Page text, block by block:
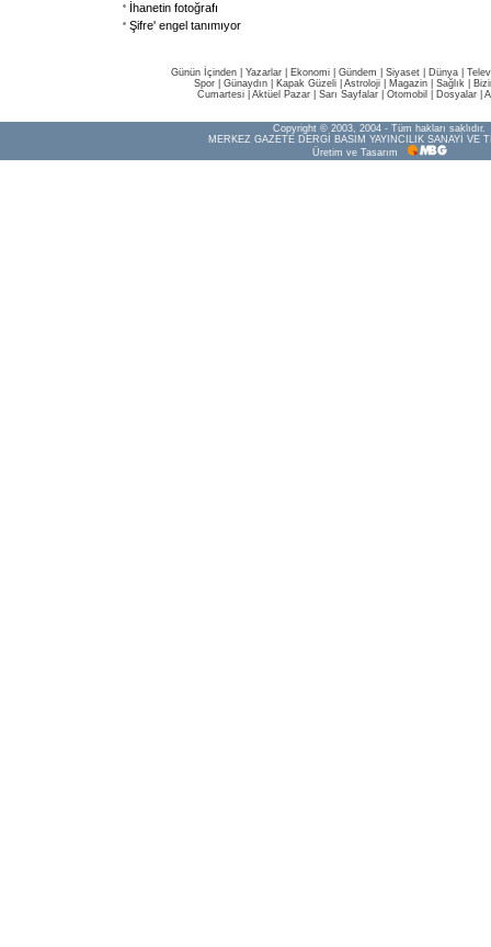
İhanetin fotoğrafı
Şifre' engel tanımıyor
Günün İçinden Yazarlar Ekonomi Gündem Siyaset Dünya |
Spor
Günaydın Kapak Güzeli Astroloji Magazin Sağlık
Cumartesi| Aktüel Pazar| Sarı Sayfalar| Otomobil Dosyalar|
Copyright © 2003, 2004 - Tüm hakları saklıdır.
MERKEZ GAZETE DERGİ BASIM YAYINCILIK SANAYİ VE
Üretim ve Tasarım